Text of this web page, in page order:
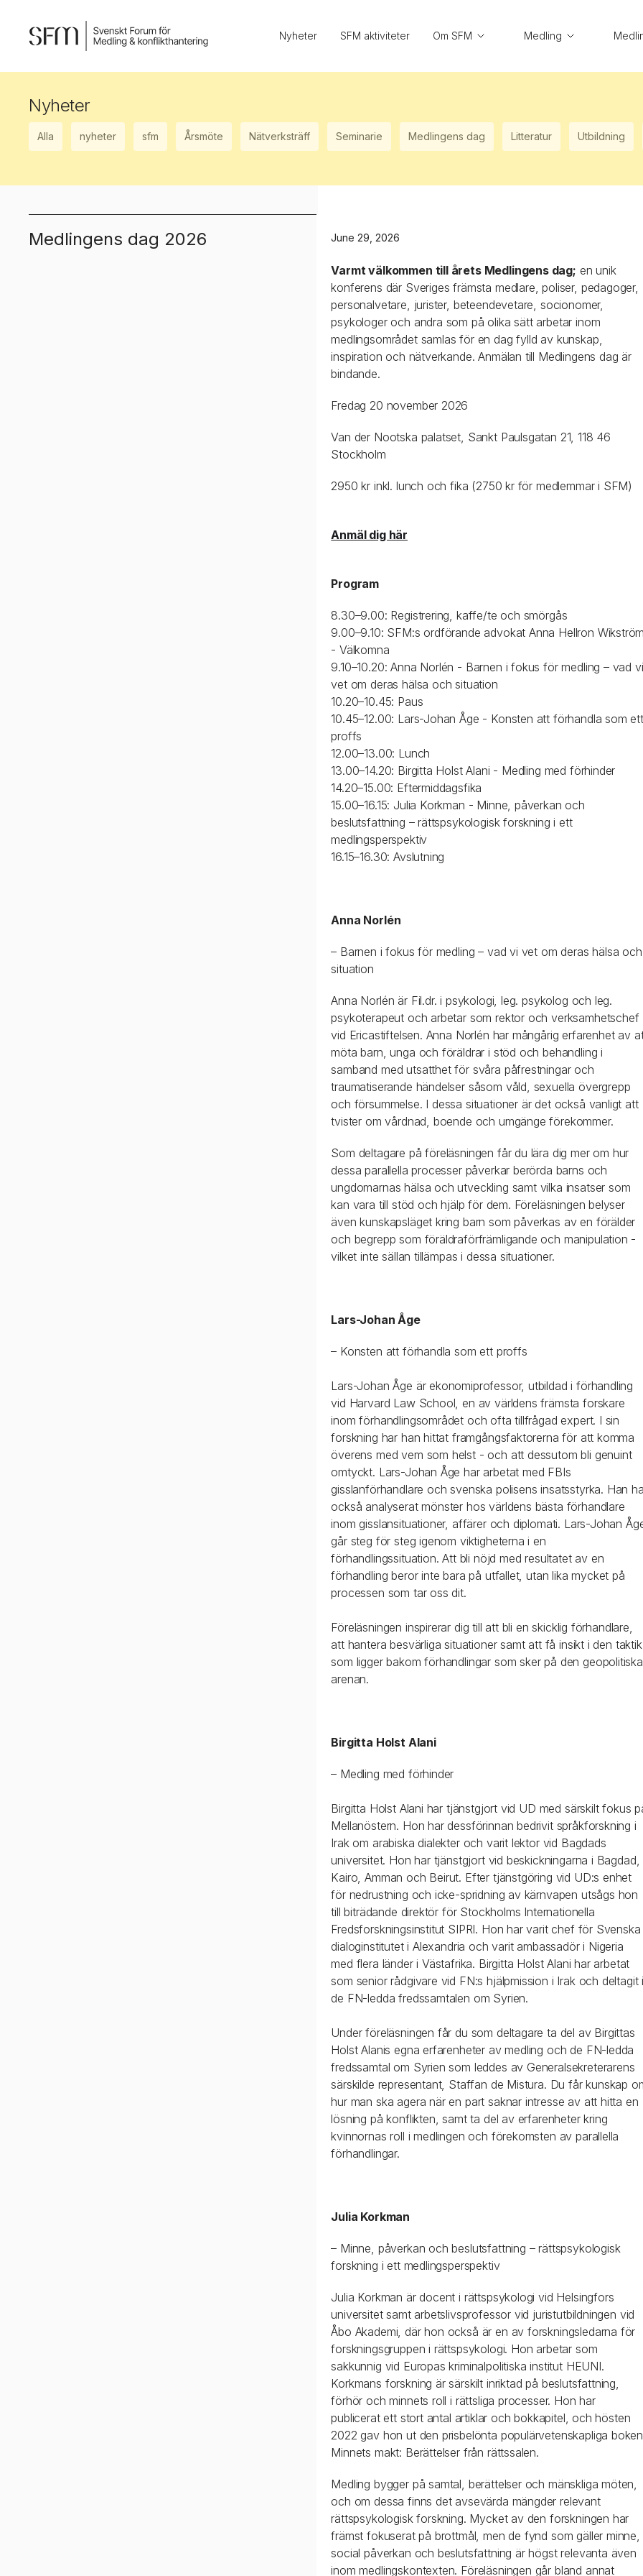
Nyheter SFM aktiviteter Om SFM Medling
Nyheter
Alla nyheter sfm Årsmöte Nätverksträff Seminarie Medlingens dag Litteratur Utbildning
Medlingens dag 2026 June 29, 2026
Varmt välkommen till årets Medlingens dag; en unik
konferens där Sveriges främsta medlare, poliser, pedagoger,
personalvetare, jurister, beteendevetare, socionomer,
psykologer och andra som på olika sätt arbetar inom
medlingsområdet samlas för en dag fylld av kunskap,
inspiration och nätverkande. Anmälan till Medlingens dag är
bindande.
Fredag 20 november 2026
Van der Nootska palatset, Sankt Paulsgatan 21, 118 46
Stockholm
2950 kr inkl. lunch och fika (2750 kr för medlemmar i SFM)
Anmäl dig här
Program
8.30–9.00: Registrering, kaffe/te och smörgås
9.00–9.10: SFM:s ordförande advokat Anna Hellron
- Välkomna
9.10–10.20: Anna Norlén - Barnen i fokus för medling – vad vi
vet om deras hälsa och situation
10.20–10.45: Paus
10.45–12.00: Lars-Johan Åge - Konsten att förhandla som ett
proffs
12.00–13.00: Lunch
13.00–14.20: Birgitta Holst Alani - Medling med förhinder
14.20–15.00: Eftermiddagsfika
15.00–16.15: Julia Korkman - Minne, påverkan och
beslutsfattning – rättspsykologisk forskning i ett
medlingsperspektiv
16.15–16.30: Avslutning
Anna Norlén
– Barnen i fokus för medling – vad vi vet om deras hälsa och
situation
Anna Norlén är Fil.dr. i psykologi, leg. psykolog och leg.
psykoterapeut och arbetar som rektor och verksamhetschef
vid Ericastiftelsen. Anna Norlén har mångårig erfarenhet av
möta barn, unga och föräldrar i stöd och behandling i
samband med utsatthet för svåra påfrestningar och
traumatiserande händelser såsom våld, sexuella övergrepp
och försummelse. I dessa situationer är det också vanligt att
tvister om vårdnad, boende och umgänge förekommer.
Som deltagare på föreläsningen får du lära dig mer om hur
dessa parallella processer påverkar berörda barns och
ungdomarnas hälsa och utveckling samt vilka insatser som
kan vara till stöd och hjälp för dem. Föreläsningen belyser
även kunskapsläget kring barn som påverkas av en förälder
och begrepp som föräldraförfrämligande och manipulation -
vilket inte sällan tillämpas i dessa situationer.
Lars-Johan Åge
– Konsten att förhandla som ett proffs
Lars-Johan Åge är ekonomiprofessor, utbildad i förhandling
vid Harvard Law School, en av världens främsta forskare
inom förhandlingsområdet och ofta tillfrågad expert. I sin
forskning har han hittat framgångsfaktorerna för att komma
överens med vem som helst - och att dessutom bli genuint
omtyckt. Lars-Johan Åge har arbetat med FBIs
gisslanförhandlare och svenska polisens insatsstyrka. Han
också analyserat mönster hos världens bästa förhandlare
inom gisslansituationer, affärer och diplomati. Lars-Johan
går steg för steg igenom viktigheterna i en
förhandlingssituation. Att bli nöjd med resultatet av en
förhandling beror inte bara på utfallet, utan lika mycket på
processen som tar oss dit.
Föreläsningen inspirerar dig till att bli en skicklig förhandlare,
att hantera besvärliga situationer samt att få insikt i den taktik
som ligger bakom förhandlingar som sker på den geopolitiska
arenan.
Birgitta Holst Alani
– Medling med förhinder
Birgitta Holst Alani har tjänstgjort vid UD med särskilt fokus
Mellanöstern. Hon har dessförinnan bedrivit språkforskning i
Irak om arabiska dialekter och varit lektor vid Bagdads
universitet. Hon har tjänstgjort vid beskickningarna i Bagdad,
Kairo, Amman och Beirut. Efter tjänstgöring vid UD:s enhet
för nedrustning och icke-spridning av kärnvapen utsågs hon
till biträdande direktör för Stockholms Internationella
Fredsforskningsinstitut SIPRI. Hon har varit chef för Svenska
dialoginstitutet i Alexandria och varit ambassadör i Nigeria
med flera länder i Västafrika. Birgitta Holst Alani har arbetat
som senior rådgivare vid FN:s hjälpmission i Irak och deltagit
de FN-ledda fredssamtalen om Syrien.
Under föreläsningen får du som deltagare ta del av Birgittas
Holst Alanis egna erfarenheter av medling och de FN-ledda
fredssamtal om Syrien som leddes av Generalsekreterarens
särskilde representant, Staffan de Mistura. Du får kunskap
hur man ska agera när en part saknar intresse av att hitta en
lösning på konflikten, samt ta del av erfarenheter kring
kvinnornas roll i medlingen och förekomsten av parallella
förhandlingar.
Julia Korkman
– Minne, påverkan och beslutsfattning – rättspsykologisk
forskning i ett medlingsperspektiv
Julia Korkman är docent i rättspsykologi vid Helsingfors
universitet samt arbetslivsprofessor vid juristutbildningen vid
Åbo Akademi, där hon också är en av forskningsledarna för
forskningsgruppen i rättspsykologi. Hon arbetar som
sakkunnig vid Europas kriminalpolitiska institut HEUNI.
Korkmans forskning är särskilt inriktad på beslutsfattning,
förhör och minnets roll i rättsliga processer. Hon har
publicerat ett stort antal artiklar och bokkapitel, och hösten
2022 gav hon ut den prisbelönta populärvetenskapliga boken
Minnets makt: Berättelser från rättssalen.
Medling bygger på samtal, berättelser och mänskliga möten,
och om dessa finns det avsevärda mängder relevant
rättspsykologisk forskning. Mycket av den forskningen har
främst fokuserat på brottmål, men de fynd som gäller minne,
social påverkan och beslutsfattning är högst relevanta även
inom medlingskontexten. Föreläsningen går bland annat